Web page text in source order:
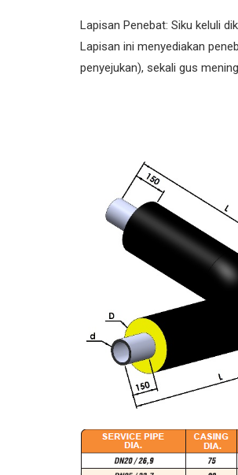
Lapisan Penebat: Siku keluli
Lapisan ini menyediakan
penyejukan), sekali gus